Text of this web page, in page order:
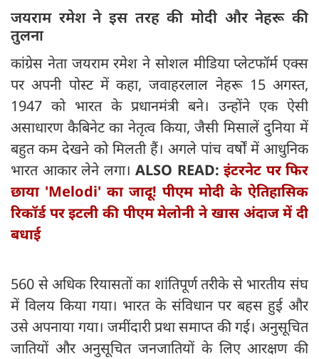
जयराम रमेश ने इस तरह की मोदी और नेहरू की
तुलना
कांग्रेस नेता जयराम रमेश ने सोशल मीडिया प्लेटफॉर्म एक्स
पर अपनी पोस्ट में कहा, जवाहरलाल नेहरू 15 अगस्त,
1947 को भारत के प्रधानमंत्री बने। उन्होंने एक ऐसी
असाधारण कैबिनेट का नेतृत्व किया, जैसी मिसालें दुनिया में
बहुत कम देखने को मिलती हैं। अगले पांच वर्षों में आधुनिक
भारत आकार लेने लगा। ALSO READ: इंटरनेट पर फिर
छाया 'Melodi' का जादू! पीएम मोदी के ऐतिहासिक
रिकॉर्ड पर इटली की पीएम मेलोनी ने खास अंदाज में दी
बधाई
560 से अधिक रियासतों का शांतिपूर्ण तरीके से भारतीय संघ
में विलय किया गया। भारत के संविधान पर बहस हुई और
उसे अपनाया गया। जमींदारी प्रथा समाप्त की गई। अनुसूचित
जातियों और अनुसूचित जनजातियों के लिए आरक्षण की